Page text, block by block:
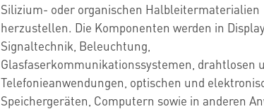
Silizium- oder organischen Halbleitermaterialien
herzustellen. Die Komponenten werden in
Signaltechnik, Beleuchtung,
Glasfaserkommunikationssystemen, drahtlosen
Telefonieanwendungen, optischen und
Speichergeräten, Computern sowie in anderen